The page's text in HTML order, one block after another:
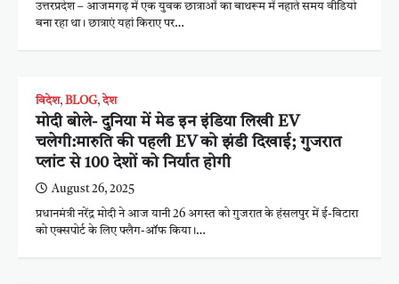
उत्तरप्रदेश – आजमगढ़ में एक युवक छात्राओं का बाथरूम में नहाते समय वीडियो
बना रहा था। छात्राएं यहां किराए पर…
विदेश, BLOG, देश
मोदी बोले- दुनिया में मेड इन इंडिया लिखी EV
चलेगी:मारुति की पहली EV को झंडी दिखाई; गुजरात
प्लांट से 100 देशों को निर्यात होगी
August 26, 2025
प्रधानमंत्री नरेंद्र मोदी ने आज यानी 26 अगस्त को गुजरात के हंसलपुर में ई-विटारा
को एक्सपोर्ट के लिए फ्लैग-ऑफ किया।…